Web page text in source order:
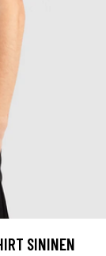
SININEN